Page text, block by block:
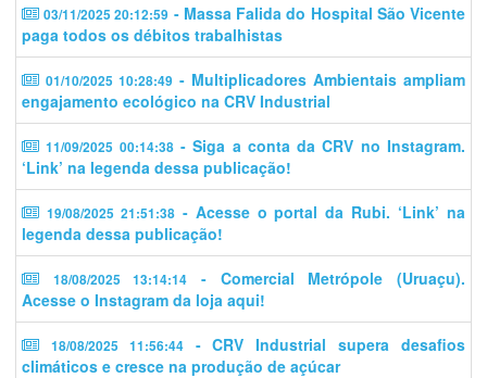
03/11/2025 20:12:59 - Massa Falida do Hospital São Vicente
paga todos os débitos trabalhistas
01/10/2025 10:28:49 - Multiplicadores Ambientais ampliam
engajamento ecológico na CRV Industrial
11/09/2025 00:14:38- Siga a conta da CRV no Instagram.
‘Link’ na legenda dessa publicação!
19/08/2025 21:51:38- Acesse o portal da Rubi. ‘Link’ na
legenda dessa publicação!
18/08/2025 13:14:14
- Comercial Metrópole (Uruaçu).
Acesse o Instagram da loja aqui!
18/08/2025 11:56:44- CRV Industrial supera desafios
climáticos e cresce na produção de açúcar